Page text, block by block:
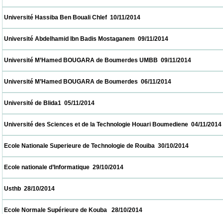
Université Hassiba Ben Bouali Chlef  10/11/2014
Université Abdelhamid Ibn Badis Mostaganem  09/11/2014
Université M’Hamed BOUGARA de Boumerdes UMBB  09/11/
Université M’Hamed BOUGARA de Boumerdes  06/11/2014
Université de Blida1  05/11/2014
Université des Sciences et de la Technologie Houari
Ecole Nationale Superieure de Technologie de Rouiba  30/10/
Ecole nationale d’Informatique  29/10/2014
Usthb  28/10/2014
Ecole Normale Supérieure de Kouba   28/10/2014